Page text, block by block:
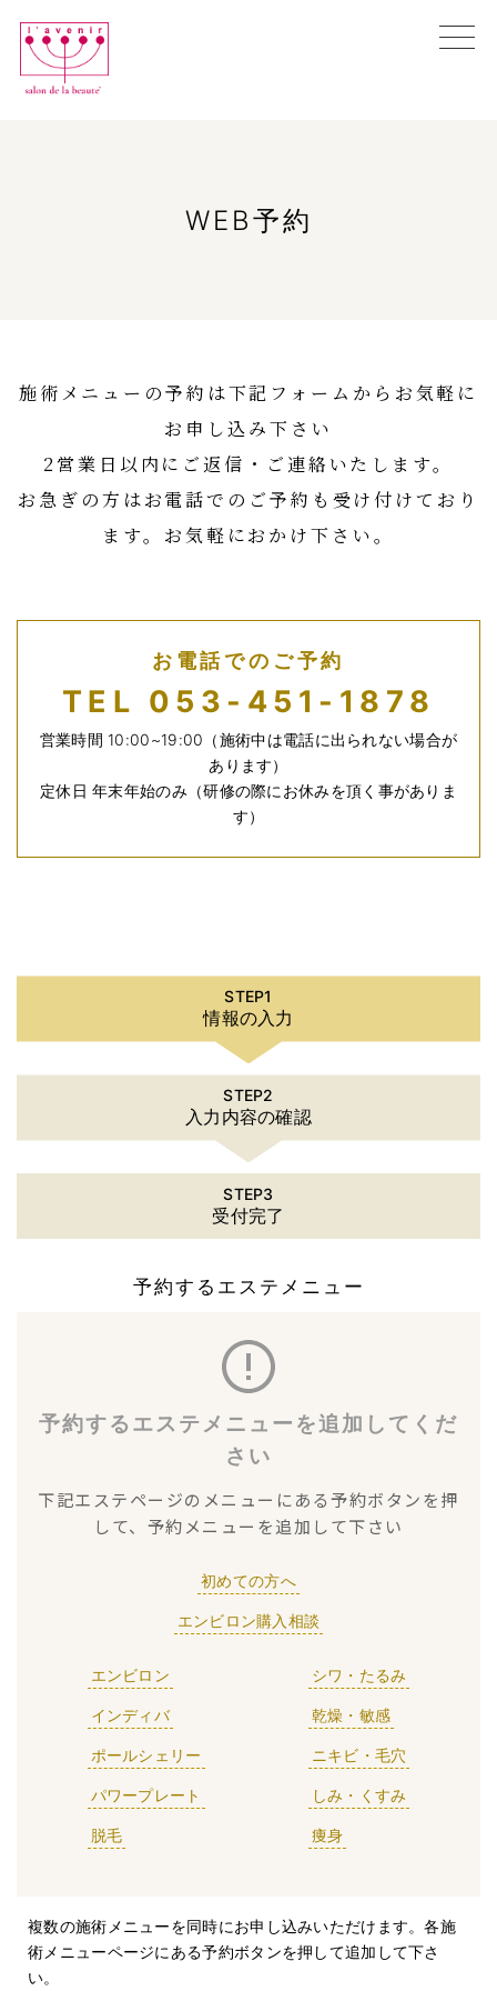
content
WEB予約
施術メニューの予約は下記フォームからお気軽に
お申し込み下さい
2営業日以内にご返信・ご連絡いたします。
お急ぎの方はお電話でのご予約も受け付けており
ます。お気軽におかけ下さい。
お電話でのご予約
TEL 053-451-1878
営業時間 10:00~19:00（施術中は電話に出られない場合が
あります）
定休日 年末年始のみ（研修の際にお休みを頂く事がありま
す）
STEP1
情報の入力
STEP2
入力内容の確認
STEP3
受付完了
予約するエステメニュー
予約するエステメニューを追加してくだ
さい
下記エステページのメニューにある予約ボタンを押
して、予約メニューを追加して下さい
初めての方へ
エンビロン購入相談
エンビロン
インディバ
ポールシェリー
パワープレート
脱毛
シワ・たるみ
乾燥・敏感
ニキビ・毛穴
しみ・くすみ
痩身
複数の施術メニューを同時にお申し込みいただけます。各施
術メニューページにある予約ボタンを押して追加して下さ
い。